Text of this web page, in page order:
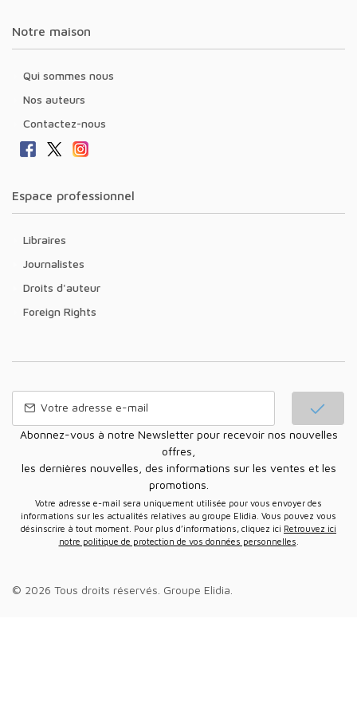
Notre maison
Qui sommes nous
Nos auteurs
Contactez-nous
Espace professionnel
Libraires
Journalistes
Droits d'auteur
Foreign Rights
Abonnez-vous à notre Newsletter pour recevoir nos nouvelles
offres,
les dernières nouvelles, des informations sur les ventes et les
promotions.
Votre adresse e-mail sera uniquement utilisée pour vous envoyer des
informations sur les actualités relatives au groupe Elidia. Vous pouvez vous
désinscrire à tout moment. Pour plus d’informations, cliquez ici Retrouvez ici
notre politique de protection de vos données personnelles
© 2026 Tous droits réservés. Groupe Elidia